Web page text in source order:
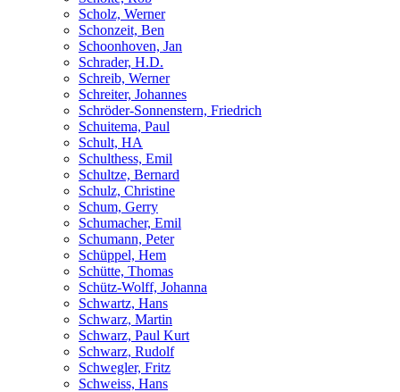
Scholz, Werner
Schonzeit, Ben
Schoonhoven, Jan
Schrader, H.D.
Schreib, Werner
Schreiter, Johannes
Schröder-Sonnenstern, Friedrich
Schuitema, Paul
Schult, HA
Schulthess, Emil
Schultze, Bernard
Schulz, Christine
Schum, Gerry
Schumacher, Emil
Schumann, Peter
Schüppel, Hem
Schütte, Thomas
Schütz-Wolff, Johanna
Schwartz, Hans
Schwarz, Martin
Schwarz, Paul Kurt
Schwarz, Rudolf
Schwegler, Fritz
Schweiss, Hans